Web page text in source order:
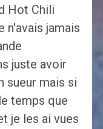
Hot Chili
n'avais jamais
juste avoir
sueur mais si
temps que
je les ai vues